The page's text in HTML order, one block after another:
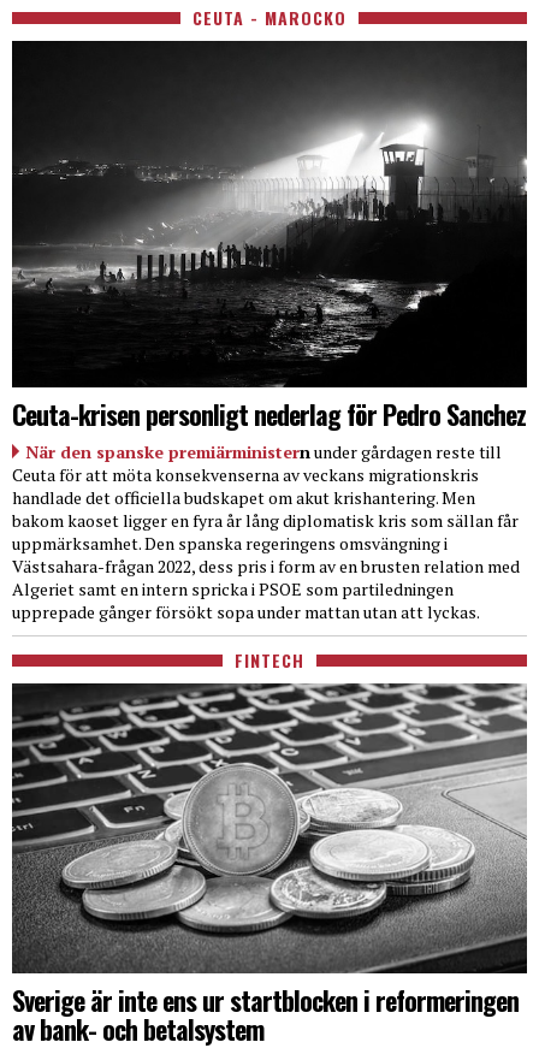
CEUTA - MAROCKO
Ceuta-krisen personligt nederlag för Pedro Sanchez
När den spanske premiärministernunder gårdagen reste till
Ceuta för att möta konsekvenserna av veckans migrationskris
handlade det officiella budskapet om akut krishantering. Men
bakom kaoset ligger en fyra år lång diplomatisk kris som sällan får
uppmärksamhet. Den spanska regeringens omsvängning i
Västsahara-frågan 2022, dess pris i form av en brusten relation med
Algeriet samt en intern spricka i PSOE som partiledningen
upprepade gånger försökt sopa under mattan utan att lyckas.
FINTECH
Sverige är inte ens ur startblocken i reformeringen
av bank- och betalsystem